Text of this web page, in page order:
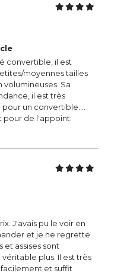
convertible, il est
moyennes tailles
volumineuses. Sa
il est très
un convertible....
pour de l'appoint.
J'avais pu le voir en
et je ne regrette
et assises sont
plus. Il est très
et suffit